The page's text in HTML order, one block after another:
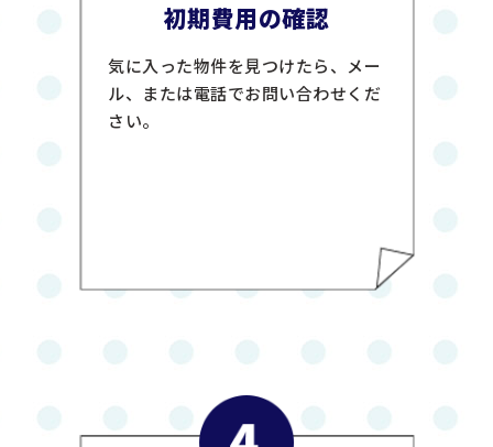
初期費用の確認
気に入った物件を見つけたら、メー
ル、または電話でお問い合わせくだ
さい。